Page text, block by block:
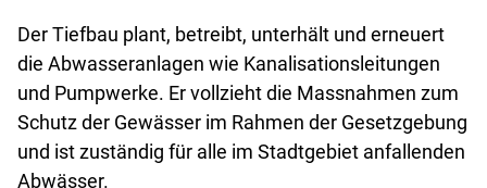
Der Tiefbau plant, betreibt, unterhält und erneuert
die Abwasseranlagen wie Kanalisationsleitungen
und Pumpwerke. Er vollzieht die Massnahmen zum
Schutz der Gewässer im Rahmen der Gesetzgebung
und ist zuständig für alle im Stadtgebiet anfallenden
Abwässer.